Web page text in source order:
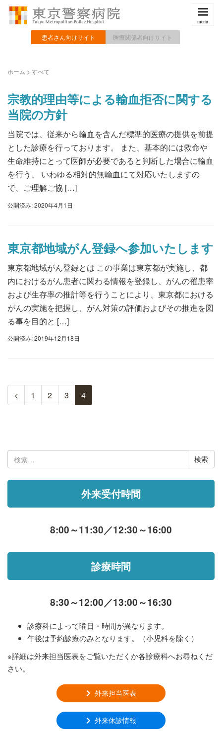
患者さん向けサイト 医療関係者向けサイト
ホーム > すべて
宗教的理由等による輸血拒否に関する
当院の方針
当院では、従来から輸血を含んだ標準的医療の提供を前提
とした診療を行っております。 また、基本的には救命や
生命維持にとって医師が必要であると判断した場合に輸血
を行う、 いわゆる相対的無輸血にて対応いたしますの
で、ご理解ご協 […]
公開済み: 2020年4月1日
東京都地域がん登録へ参加いたします
東京都地域がん登録とは この事業は東京都が実施し、都
内におけるがん患者に関わる情報を登録し、がんの罹患率
および生存率の推計等を行うことにより、東京都における
がんの実施を把握し、がん対策の評価およびその推進を図
る事を目的と […]
公開済み: 2019年12月18日
< 1 2 3 4
索:
外来受付時間
8:00～11:30／12:30～16:00
診療時間
8:30～12:00／13:00～16:30
診療科によって曜日・時間が異なります。
午後は予約診療のみとなります。（小児科を除く）
※詳細は外来担当医表をご覧いただくか各診療科へお尋ねくだ
さい。
外来担当医表
外来休診情報